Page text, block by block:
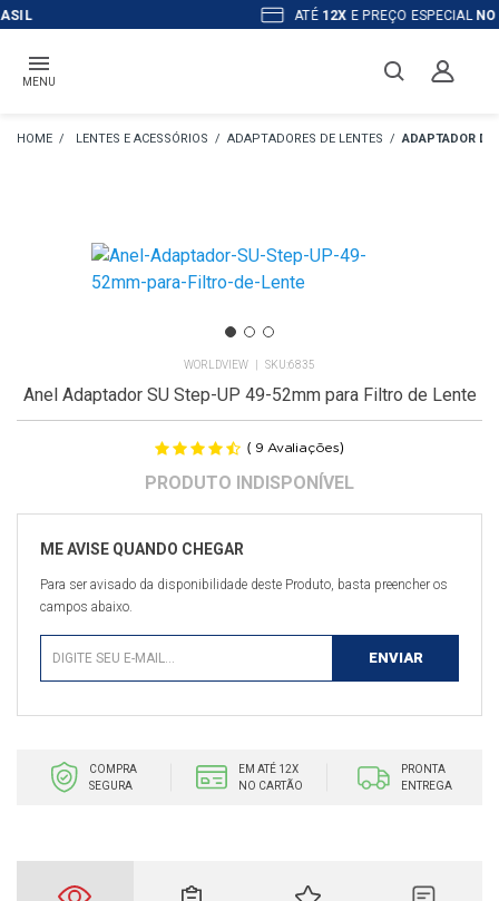
E PREÇO ESPECIALNO BOLETO
MENU
LENTES E ACESSÓRIOS ADAPTADORES DE LENTES ADAPTADOR DE
WORLDVIEW 6835
Anel Adaptador SU Step-UP 49-52mm para Filtro de Lente
( 9 Avaliações)
Para ser avisado da disponibilidade deste Produto, basta preencher os
campos abaixo.
COMPRA
SEGURA
EM ATÉ 12X
NO CARTÃO
PRONTA
ENTREGA